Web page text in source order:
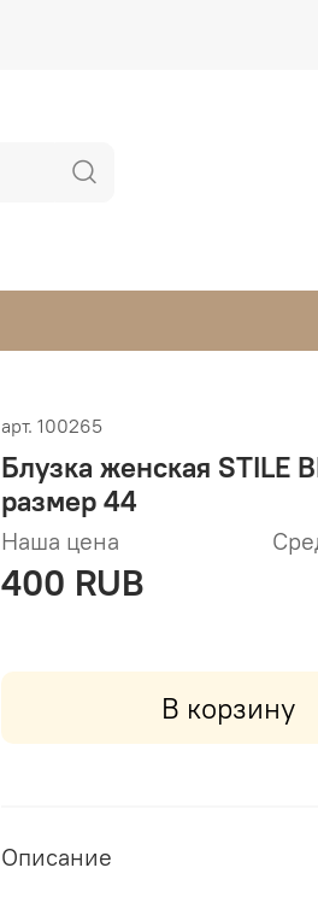
арт. 100265
Блузка женская STILE
размер 44
Наша цена
400 RUB
В корзину
Описание